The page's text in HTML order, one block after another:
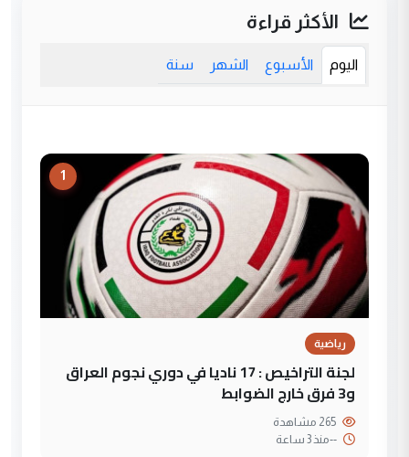
الأكثر قراءة
اليوم الأسبوع الشهر سنة
1
رياضية
لجنة التراخيص : 17 ناديا في دوري نجوم العراق
و3 فرق خارج الضوابط
--منذ 3 ساعة